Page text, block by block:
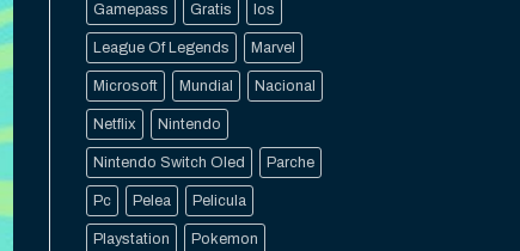
Gamepass Gratis Ios
League Of Legends Marvel
Microsoft Mundial Nacional
Netflix Nintendo
Nintendo Switch Oled Parche
Pc Pelea Pelicula
Playstation Pokemon